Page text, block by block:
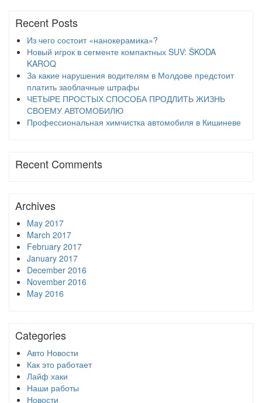
Recent Posts
Из чего состоит «нанокерамика»?
Новый игрок в сегменте компактных SUV: ŠKODA
KAROQ
За какие нарушения водителям в Молдове предстоит
платить заоблачные штрафы
ЧЕТЫРЕ ПРОСТЫХ СПОСОБА ПРОДЛИТЬ ЖИЗНЬ
СВОЕМУ АВТОМОБИЛЮ
Профессиональная химчистка автомобиля в Кишиневе
Recent Comments
Archives
May 2017
March 2017
February 2017
January 2017
December 2016
November 2016
May 2016
Categories
Авто Новости
Как это работает
Лайф хаки
Наши работы
Новости